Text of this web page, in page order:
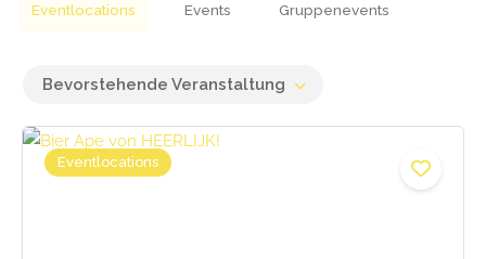
Eventlocations Events Gruppenevents
Bevorstehende Veranstaltung
Eventlocations